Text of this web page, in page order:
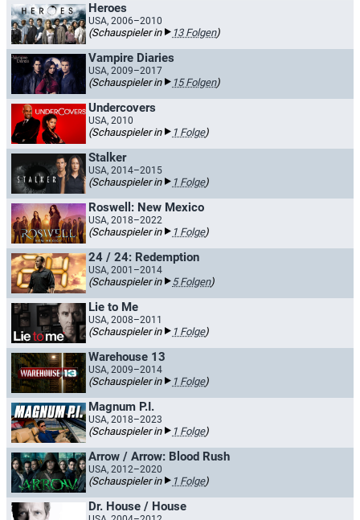
Heroes
USA, 2006–2010
(Schauspieler in 13 Folgen)
Vampire Diaries
USA, 2009–2017
(Schauspieler in 15 Folgen)
Undercovers
USA, 2010
(Schauspieler in 1 Folge)
Stalker
USA, 2014–2015
(Schauspieler in 1 Folge)
Roswell: New Mexico
USA, 2018–2022
(Schauspieler in 1 Folge)
24 / 24: Redemption
USA, 2001–2014
(Schauspieler in 5 Folgen)
Lie to Me
USA, 2008–2011
(Schauspieler in 1 Folge)
Warehouse 13
USA, 2009–2014
(Schauspieler in 1 Folge)
Magnum P.I.
USA, 2018–2023
(Schauspieler in 1 Folge)
Arrow / Arrow: Blood Rush
USA, 2012–2020
(Schauspieler in 1 Folge)
Dr. House / House